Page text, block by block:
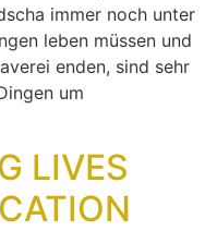
immer noch unter
leben müssen und
enden, sind sehr
um
LIVES